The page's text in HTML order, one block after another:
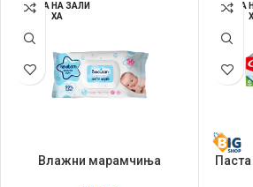
НЕМА НА ЗАЛИ
ХА
Влажни марамчиња
НЕМА